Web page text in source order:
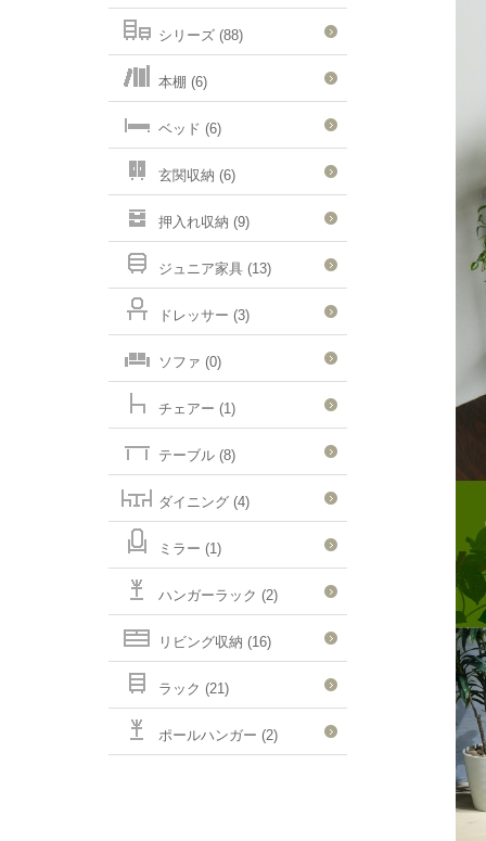
シリーズ (88)
本棚 (6)
ベッド (6)
玄関収納 (6)
押入れ収納 (9)
ジュニア家具 (13)
ドレッサー (3)
ソファ (0)
チェアー (1)
テーブル (8)
ダイニング (4)
ミラー (1)
ハンガーラック (2)
リビング収納 (16)
ラック (21)
ポールハンガー (2)